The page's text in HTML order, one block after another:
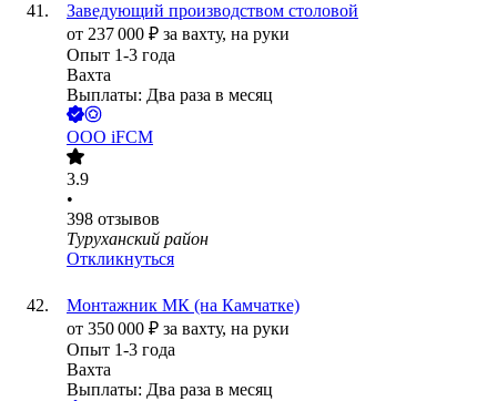
Заведующий производством столовой
от 237 000 ₽ за вахту, на руки
Опыт 1-3 года
Вахта
Выплаты: Два раза в месяц
ООО iFCM
3.9
•
398 отзывов
Туруханский район
Откликнуться
Монтажник МК (на Камчатке)
от 350 000 ₽ за вахту, на руки
Опыт 1-3 года
Вахта
Выплаты: Два раза в месяц